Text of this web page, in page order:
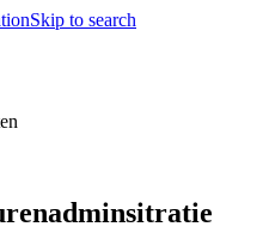
Skip to search